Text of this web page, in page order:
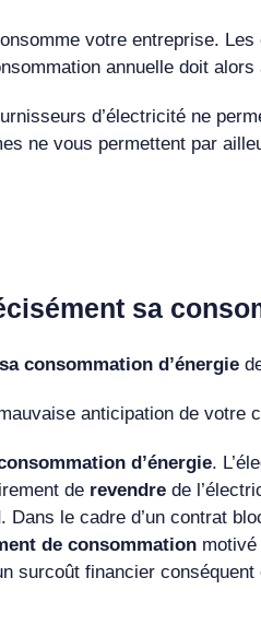
votre entreprise.
annuelle doit
d’électricité ne
ne vous permettent par
sa
consommation d’énergie
anticipation de votre
d’énergie.
de revendre de
. Dans le cadre d’un contrat
de consommationmotivé
surcoût financier